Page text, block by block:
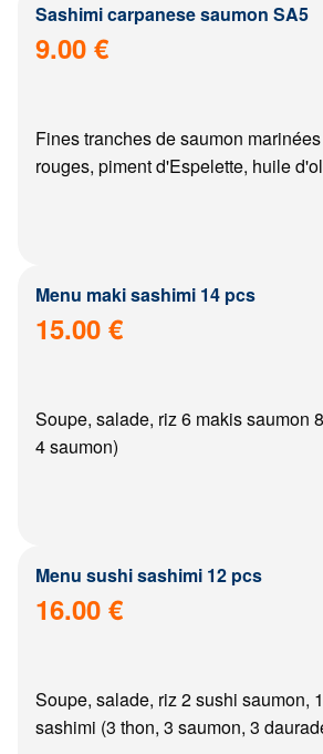
Sashimi carpanese saumon SA5
9.00 €
Fines tranches de saumon
rouges, piment d'Espelette, huile
Menu maki sashimi 14 pcs
15.00 €
Soupe, salade, riz 6 makis saumon
4 saumon)
Menu sushi sashimi 12 pcs
16.00 €
Soupe, salade, riz 2 sushi saumon,
sashimi (3 thon, 3 saumon, 3